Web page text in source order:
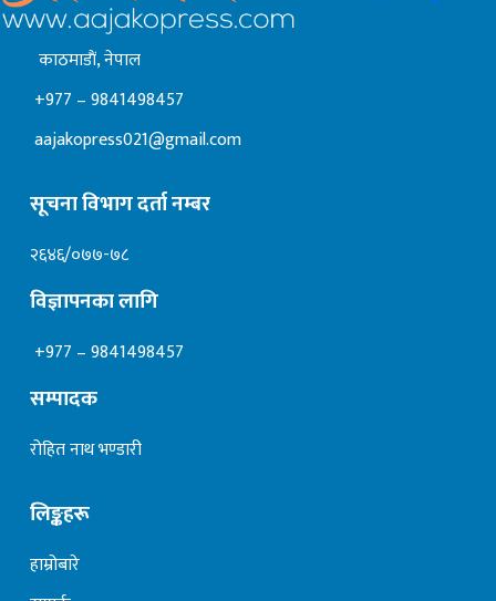
काठमाडाैं, नेपाल
+977 – 9841498457
aajakopress021@gmail.com
सूचना विभाग दर्ता नम्बर
२६४६/०७७-७८
विज्ञापनका लागि
+977 – 9841498457
सम्पादक
रोहित नाथ भण्डारी
लिङ्कहरू
हाम्रोबारे